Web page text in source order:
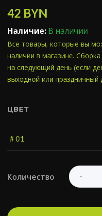
42 BYN
Наличие: В наличии
Все товары, которые вы
наличии в магазине.
на следующий день (если
выходной или праздничный
ЦВЕТ
Количество